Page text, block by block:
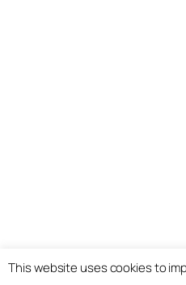
This website uses cookies to